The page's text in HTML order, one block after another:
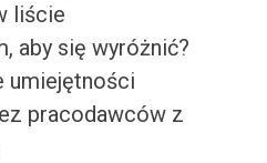
liście
aby się wyróżnić?
umiejętności
pracodawców z